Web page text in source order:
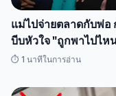
แม่ไปจ่ายตลาดกับพ่อ
บีบหัวใจ "ถูกพาไปไห
⏱️ 1 นาทีในการอ่าน